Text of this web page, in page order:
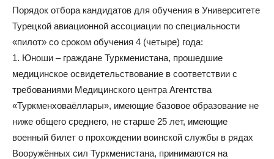
Порядок отбора кандидатов для обучения в Университете
Турецкой авиационной ассоциации по специальности
«пилот» со сроком обучения 4 (четыре) года:
1. Юноши – граждане Туркменистана, прошедшие
медицинское освидетельствование в соответствии с
требованиями Медицинского центра Агентства
«Туркменховаёллары», имеющие базовое образование не
ниже общего среднего, не старше 25 лет, имеющие
военный билет о прохождении воинской службы в рядах
Вооружённых сил Туркменистана, принимаются на